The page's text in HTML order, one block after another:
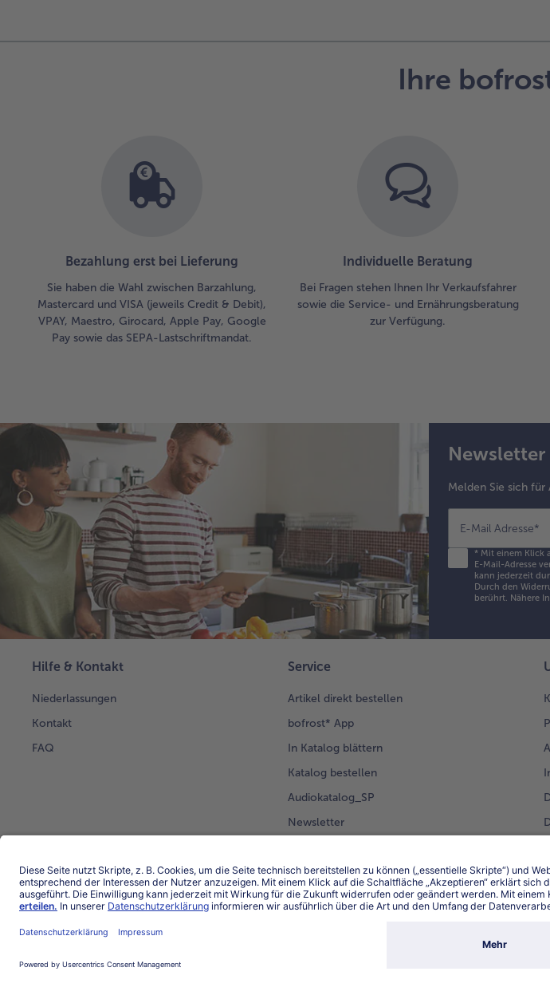
Ihre
Bezahlung erst bei Lieferung
Sie haben die Wahl zwischen Barzahlung,
Mastercard und VISA (jeweils Credit & Debit),
VPAY, Maestro, Girocard, Apple Pay, Google
Pay sowie das SEPA-Lastschriftmandat.
Individuelle Beratung
Bei Fragen stehen Ihnen Ihr Verkaufsfahrer
sowie die Service- und Ernährungsberatung
zur Verfügung.
Newsletter
Melden Sie sich
E-Mail Adresse*
*Mit einem Klick
E-Mail-Adresse
kann jederzeit
Durch den
berührt. Nähere
Hilfe & Kontakt
Niederlassungen
Kontakt
FAQ
Service
Artikel direkt bestellen
bofrost* App
In Katalog blättern
Katalog bestellen
Audiokatalog_SP
Newsletter